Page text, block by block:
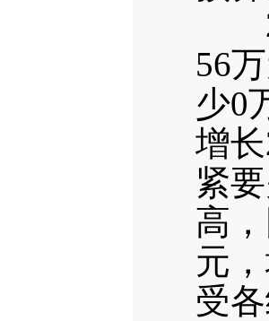
56
少0
增
紧
高
元
受